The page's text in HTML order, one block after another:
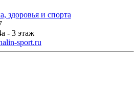
здоровья и спорта
- 3 этаж
sport.ru